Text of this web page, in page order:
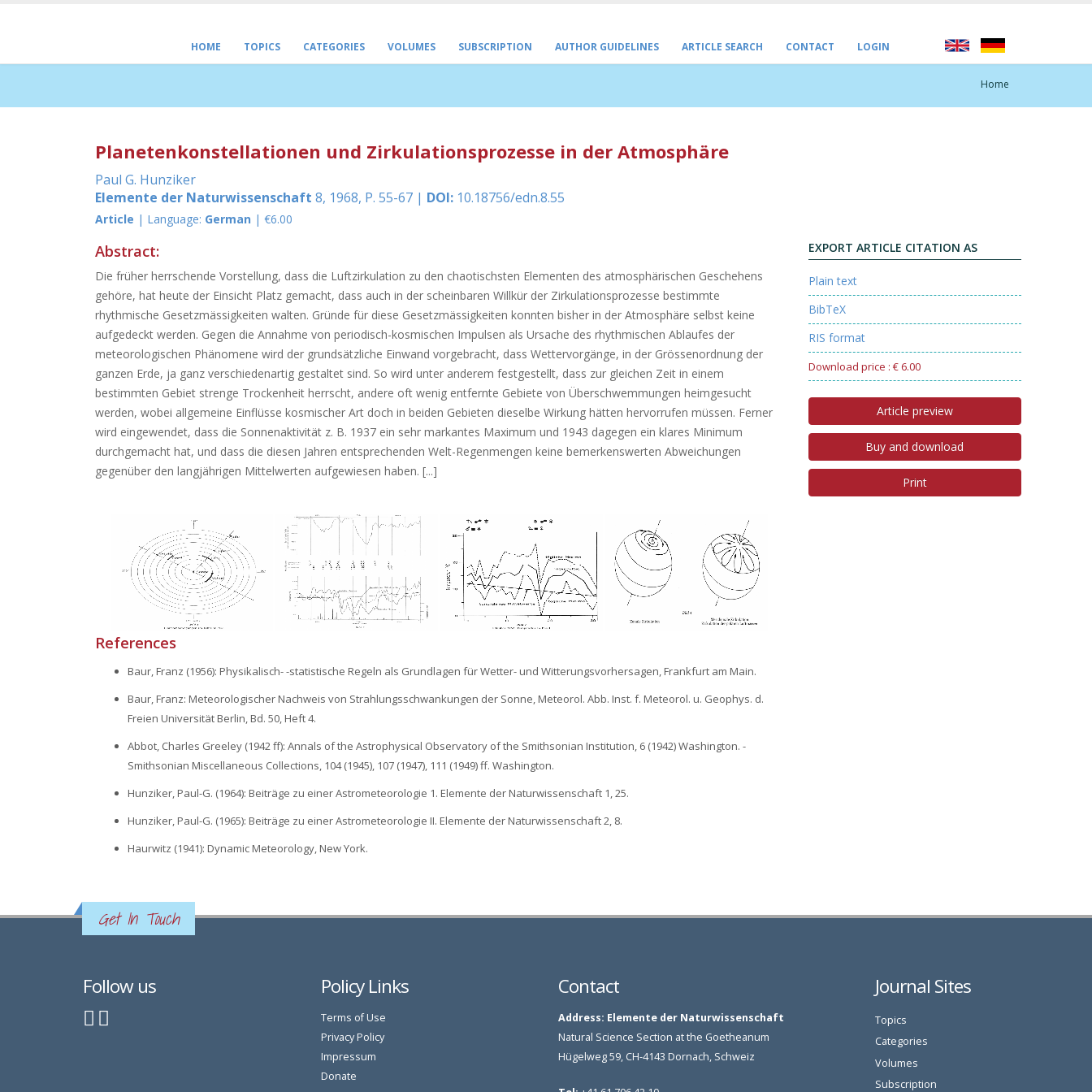
HOME TOPICS CATEGORIES VOLUMES SUBSCRIPTION AUTHOR GUIDELINES ARTICLE SEARCH CONTACT LOGIN
Home
Planetenkonstellationen und Zirkulationsprozesse in der Atmosphäre
Paul G. Hunziker
Elemente der Naturwissenschaft 8, 1968, P. 55-67 | DOI: 10.18756/edn.8.55
Article | Language: German | €6.00
EXPORT ARTICLE CITATION AS
Plain text
BibTeX
RIS format
Download price : € 6.00
Article preview
Buy and download
Print
Abstract:
Die früher herrschende Vorstellung, dass die Luftzirkulation zu den chaotischsten Elementen des atmosphärischen Geschehens
gehöre, hat heute der Einsicht Platz gemacht, dass auch in der scheinbaren Willkür der Zirkulationsprozesse bestimmte
rhythmische Gesetzmässigkeiten walten. Gründe für diese Gesetzmässigkeiten konnten bisher in der Atmosphäre selbst keine
aufgedeckt werden. Gegen die Annahme von periodisch-kosmischen Impulsen als Ursache des rhythmischen Ablaufes der
meteorologischen Phänomene wird der grundsätzliche Einwand vorgebracht, dass Wettervorgänge, in der Grössenordnung der
ganzen Erde, ja ganz verschiedenartig gestaltet sind. So wird unter anderem festgestellt, dass zur gleichen Zeit in einem
bestimmten Gebiet strenge Trockenheit herrscht, andere oft wenig entfernte Gebiete von Überschwemmungen heimgesucht
werden, wobei allgemeine Einflüsse kosmischer Art doch in beiden Gebieten dieselbe Wirkung hätten hervorrufen müssen. Ferner
wird eingewendet, dass die Sonnenaktivität z. B. 1937 ein sehr markantes Maximum und 1943 dagegen ein klares Minimum
durchgemacht hat, und dass die diesen Jahren entsprechenden Welt-Regenmengen keine bemerkenswerten Abweichungen
gegenüber den langjährigen Mittelwerten aufgewiesen haben. [...]
References
Baur, Franz (1956): Physikalisch- -statistische Regeln als Grundlagen für Wetter- und Witterungsvorhersagen, Frankfurt am Main.
Baur, Franz: Meteorologischer Nachweis von Strahlungsschwankungen der Sonne, Meteorol. Abb. Inst. f. Meteorol. u. Geophys. d.
Freien Universität Berlin, Bd. 50, Heft 4.
Abbot, Charles Greeley (1942 ff): Annals of the Astrophysical Observatory of the Smithsonian Institution, 6 (1942) Washington. -
Smithsonian Miscellaneous Collections, 104 (1945), 107 (1947), 111 (1949) ff. Washington.
Hunziker, Paul-G. (1964): Beiträge zu einer Astrometeorologie 1. Elemente der Naturwissenschaft 1, 25.
Hunziker, Paul-G. (1965): Beiträge zu einer Astrometeorologie II. Elemente der Naturwissenschaft 2, 8.
Haurwitz (1941): Dynamic Meteorology, New York.
Get In Touch
Follow us Policy Links
Terms of Use
Privacy Policy
Impressum
Donate
Contact
Address: Elemente der Naturwissenschaft
Natural Science Section at the Goetheanum
Hügelweg 59, CH-4143 Dornach, Schweiz
Journal Sites
Topics
Categories
Volumes
Subscription